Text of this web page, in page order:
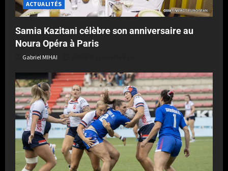
ACTUALITÉS
Samia Kazitani célèbre son anniversaire au
Noura Opéra à Paris
Gabriel MIHAI